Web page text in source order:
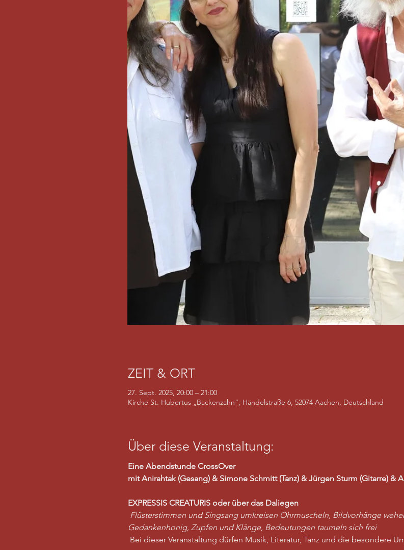
ZEIT & ORT
27. Sept. 2025, 20:00 – 21:00
Kirche St. Hubertus „Backenzahn“, Händelstraße 6, 52074 Aachen, Deutschland
Über diese Veranstaltung:
Eine Abendstunde CrossOver
mit Anirahtak (Gesang) & Simone Schmitt (Tanz) & Jürgen Sturm (Gitarre) &
EXPRESSIS CREATURIS oder über das Daliegen
Flüsterstimmen und Singsang umkreisen Ohrmuscheln, Bildvorhänge
Gedankenhonig, Zupfen und Klänge, Bedeutungen taumeln sich frei
Bei dieser Veranstaltung dürfen Musik, Literatur, Tanz und die besondere